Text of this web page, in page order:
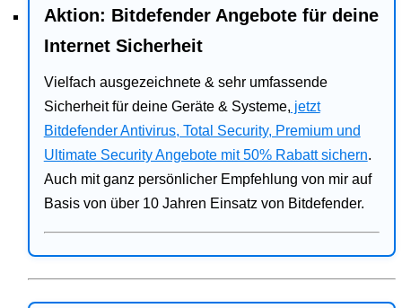
Aktion: Bitdefender Angebote für deine
Internet Sicherheit
Vielfach ausgezeichnete & sehr umfassende
Sicherheit für deine Geräte & Systeme, jetzt
Bitdefender Antivirus, Total Security, Premium und
Ultimate Security Angebote mit 50% Rabatt sichern.
Auch mit ganz persönlicher Empfehlung von mir auf
Basis von über 10 Jahren Einsatz von Bitdefender.